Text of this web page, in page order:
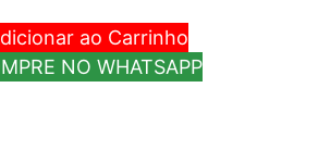
ao Carrinho
NO WHATSAPP